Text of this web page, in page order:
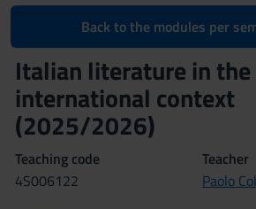
Back to the modules per
Italian literature in the
international context
(2025/2026)
Teaching code
4S006122
Teacher
Paolo